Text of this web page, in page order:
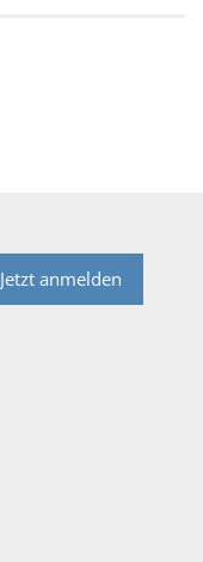
Jetzt anmelden